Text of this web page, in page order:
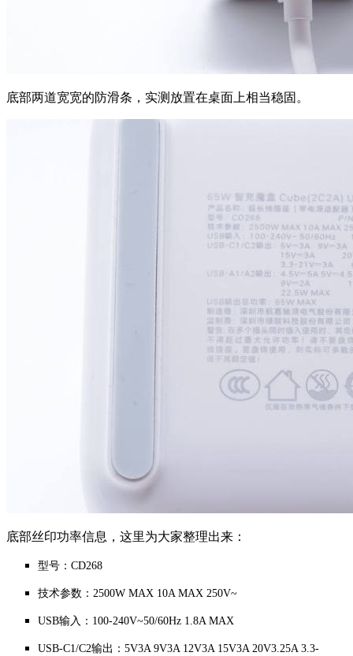
底部两道宽宽的防滑条，实测放置在桌面上相当稳固。
底部丝印功率信息，这里为大家整理出来：
型号：CD268
技术参数：2500W MAX 10A MAX 250V~
USB输入：100-240V~50/60Hz 1.8A MAX
USB-C1/C2输出：5V3A 9V3A 12V3A 15V3A 20V3.25A 3.3-